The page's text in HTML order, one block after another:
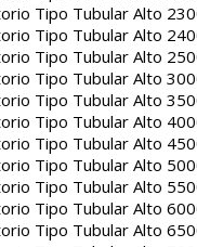
Tipo Tubular Alto
Tipo Tubular Alto
Tipo Tubular Alto
Tipo Tubular Alto
Tipo Tubular Alto
Tipo Tubular Alto
Tipo Tubular Alto
Tipo Tubular Alto
Tipo Tubular Alto
Tipo Tubular Alto
Tipo Tubular Alto